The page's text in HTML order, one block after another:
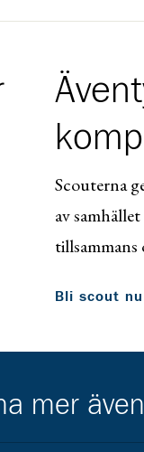
Scouterna
av
tillsammans
Bli scout nu
mer